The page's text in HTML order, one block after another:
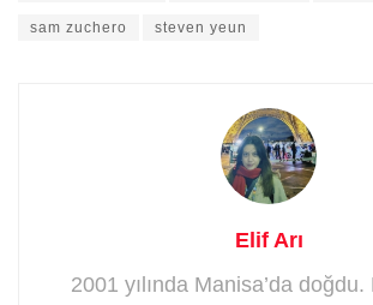
sam zuchero steven yeun
Elif Arı
2001 yılında Manisa’da doğdu.